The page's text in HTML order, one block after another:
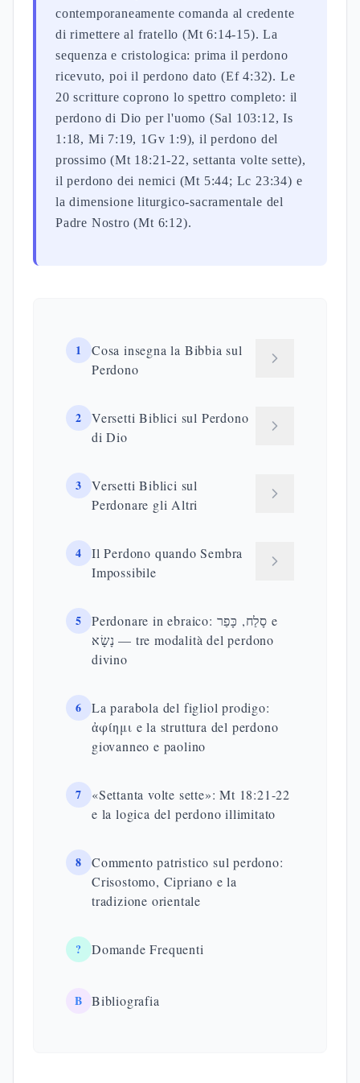
contemporaneamente comanda al credente
di rimettere al fratello (Mt 6:14-15). La
sequenza e cristologica: prima il perdono
ricevuto, poi il perdono dato (Ef 4:32). Le
20 scritture coprono lo spettro completo: il
perdono di Dio per l'uomo (Sal 103:12, Is
1:18, Mi 7:19, 1Gv 1:9), il perdono del
prossimo (Mt 18:21-22, settanta volte sette),
il perdono dei nemici (Mt 5:44; Lc 23:34) e
la dimensione liturgico-sacramentale del
Padre Nostro (Mt 6:12).
1
Cosa insegna la Bibbia sul
Perdono
2
Versetti Biblici sul Perdono
di Dio
3
Versetti Biblici sul
Perdonare gli Altri
4
Il Perdono quando Sembra
Impossibile
5
Perdonare in ebraico: סָלַח, כָּפַר e
נָשָׂא — tre modalità del perdono
divino
6
La parabola del figliol prodigo:
ἀφίημι e la struttura del perdono
giovanneo e paolino
7
«Settanta volte sette»: Mt 18:21-22
e la logica del perdono illimitato
8
Commento patristico sul perdono:
Crisostomo, Cipriano e la
tradizione orientale
? Domande Frequenti
B Bibliografia